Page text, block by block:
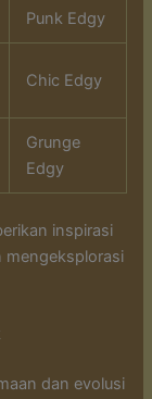
Punk Edgy
Chic Edgy
Grunge
Edgy
inspirasi
mengeksplorasi
dan evolusi